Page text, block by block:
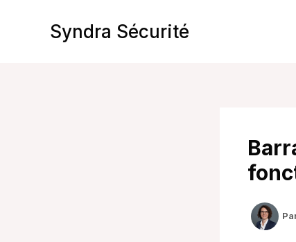
Syndra Sécurité